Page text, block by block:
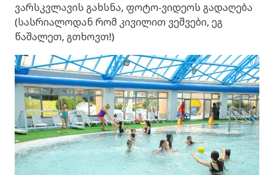
ვარსკვლავის გახსნა, ფოტო-ვიდეოს გადაღება
(სასრიალოდან რომ კივილით ვეშვები, ეგ
წაშალეთ, გთხოვთ!)